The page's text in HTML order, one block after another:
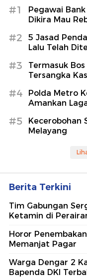
#1
Pegawai
Dikira Mau
#2
5 Jasad
Lalu Telah
#3
Termasuk
Tersangka
#4
Polda Metro
Amankan
#5
Kecerobohan
Melayang
Berita Terkini
Tim Gabungan
Ketamin di
Horor
Memanjat Pagar
Warga Dengar 2
Bapenda DKI